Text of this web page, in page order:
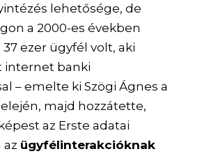
lehetősége, de
a 2000-es években
ezer ügyfél volt, aki
internet banki
– emelte ki Szögi Ágnes a
majd hozzátette,
az Erste adatai
az ügyfélinterakcióknak